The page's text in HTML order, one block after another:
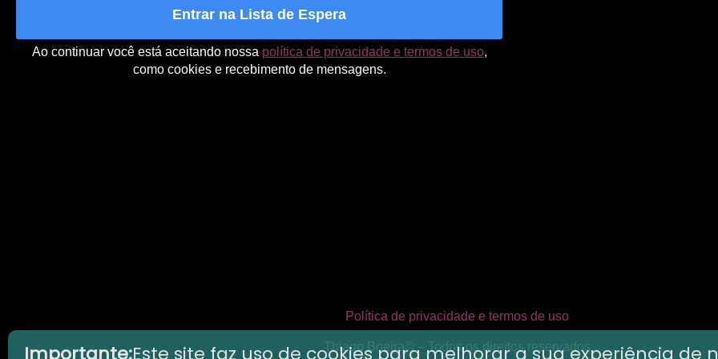
Entrar na Lista de Espera
Ao continuar você está aceitando nossa política de privacidade e termos de uso,
como cookies e recebimento de mensagens.
Política de privacidade e termos de uso
Thiago Boeira© – Todos os direitos reservados
Importante:Este site faz uso de cookies para melhorar a sua experiência